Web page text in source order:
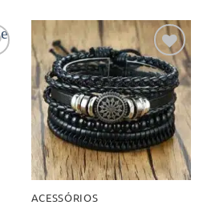
Adicionar
aos meus
desejos
ACESSÓRIOS